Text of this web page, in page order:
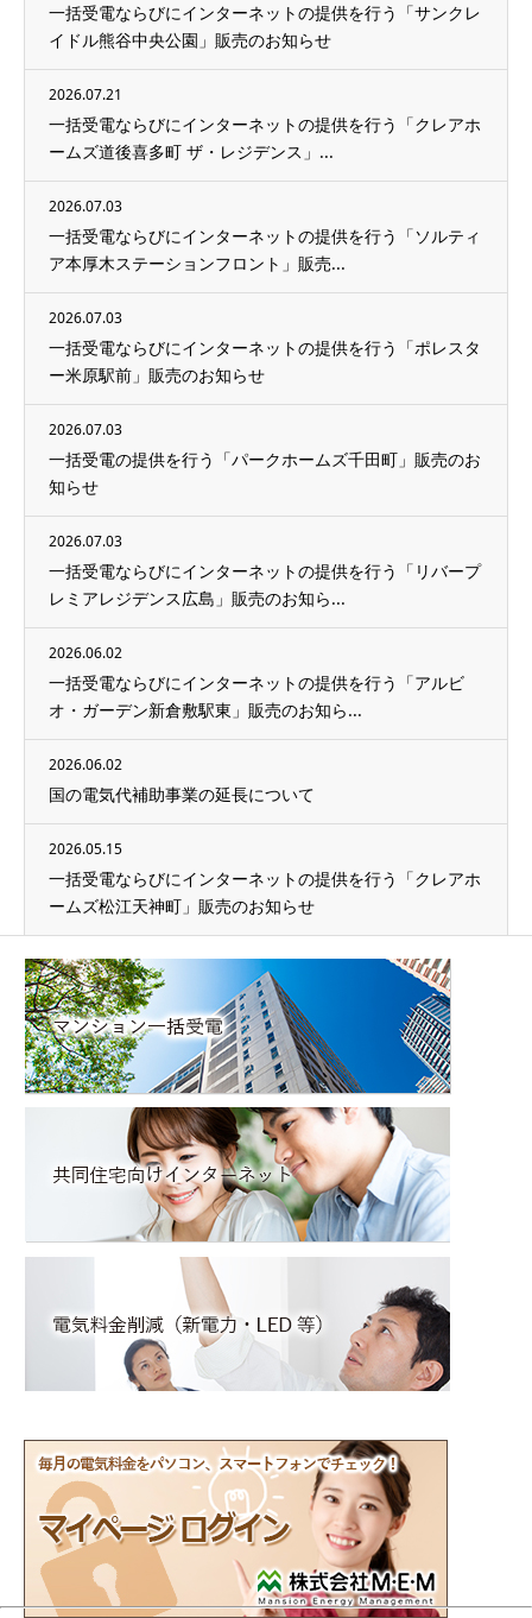
一括受電ならびにインターネットの提供を行う「サンクレ
イドル熊谷中央公園」販売のお知らせ
2026.07.21
一括受電ならびにインターネットの提供を行う「クレアホ
ームズ道後喜多町 ザ・レジデンス」...
2026.07.03
一括受電ならびにインターネットの提供を行う「ソルティ
ア本厚木ステーションフロント」販売...
2026.07.03
一括受電ならびにインターネットの提供を行う「ポレスタ
ー米原駅前」販売のお知らせ
2026.07.03
一括受電の提供を行う「パークホームズ千田町」販売のお
知らせ
2026.07.03
一括受電ならびにインターネットの提供を行う「リバープ
レミアレジデンス広島」販売のお知ら...
2026.06.02
一括受電ならびにインターネットの提供を行う「アルビ
オ・ガーデン新倉敷駅東」販売のお知ら...
2026.06.02
国の電気代補助事業の延長について
2026.05.15
一括受電ならびにインターネットの提供を行う「クレアホ
ームズ松江天神町」販売のお知らせ